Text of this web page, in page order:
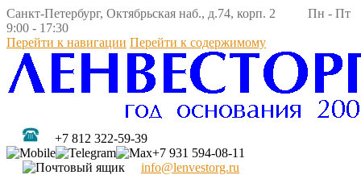
Санкт-Петербург, Октябрьская наб., д.74, корп. 2 Пн - Пт
9:00 - 17:30
Перейти к навигации Перейти к содержимому
+7 812 322-59-39
+7 931 594-08-11
info@lenvestorg.ru